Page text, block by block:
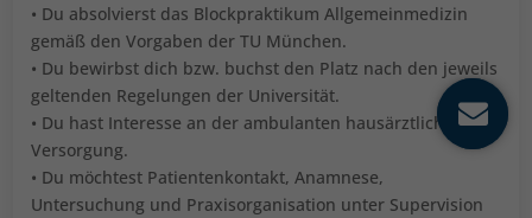
• Du absolvierst das Blockpraktikum Allgemeinmedizin
gemäß den Vorgaben der TU München.
• Du bewirbst dich bzw. buchst den Platz nach den jeweils
geltenden Regelungen der Universität.
• Du hast Interesse an der ambulanten hausärztlichen
Versorgung.
• Du möchtest Patientenkontakt, Anamnese,
Untersuchung und Praxisorganisation unter Supervision